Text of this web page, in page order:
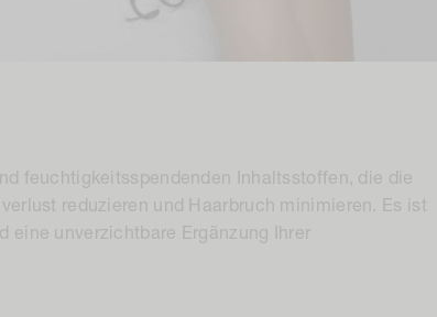
feuchtigkeitsspendenden Inhaltsstoffen, die die
reduzieren und Haarbruch minimieren. Es ist
eine unverzichtbare Ergänzung Ihrer